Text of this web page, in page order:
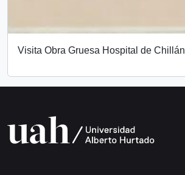
Visita Obra Gruesa Hospital de Chillán